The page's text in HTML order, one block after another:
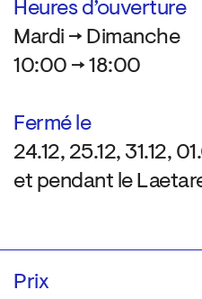
Heures d’ouverture
Mardi → Dimanche
10:00 → 18:00
Fermé le
24.12, 25.12, 31.12,
et pendant le
Prix